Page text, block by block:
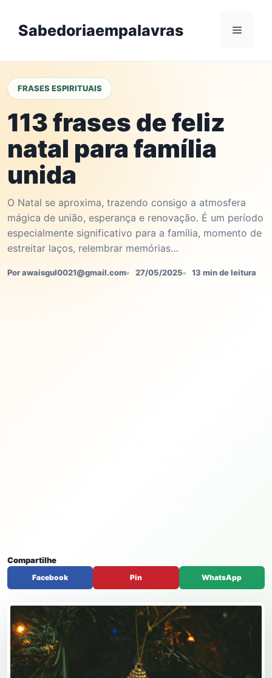
contentSabedoriaempalavras Menu
FRASES ESPIRITUAIS
113 frases de feliz
natal para família
unida
O Natal se aproxima, trazendo consigo a atmosfera
mágica de união, esperança e renovação. É um período
especialmente significativo para a família, momento de
estreitar laços, relembrar memórias…
Por awaisgul0021@gmail.com 27/05/2025 13 min de leitura
Compartilhe
Facebook Pin WhatsApp